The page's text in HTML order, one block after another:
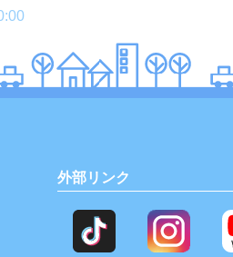
外部リンク